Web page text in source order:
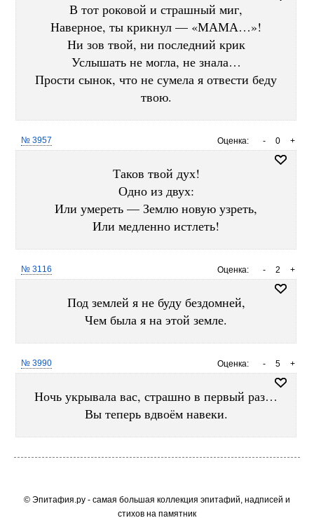
В тот роковой и страшный миг,
Наверное, ты крикнул — «МАМА…»!
Ни зов твой, ни последний крик
Услышать не могла, не знала…
Прости сынок, что не сумела я отвести беду
твою.
Оценка: +
0
-
№ 3957
Таков твой дух!
Одно из двух:
Или умереть — Землю новую узреть,
Или медленно истлеть!
Оценка: +
2
-
№ 3116
Под землей я не буду бездомней,
Чем была я на этой земле.
Оценка: +
5
-
№ 3990
Ночь укрывала вас, страшно в первый раз…
Вы теперь вдвоём навеки.
© Эпитафия.ру - самая большая коллекция эпитафий, надписей и
стихов на памятник